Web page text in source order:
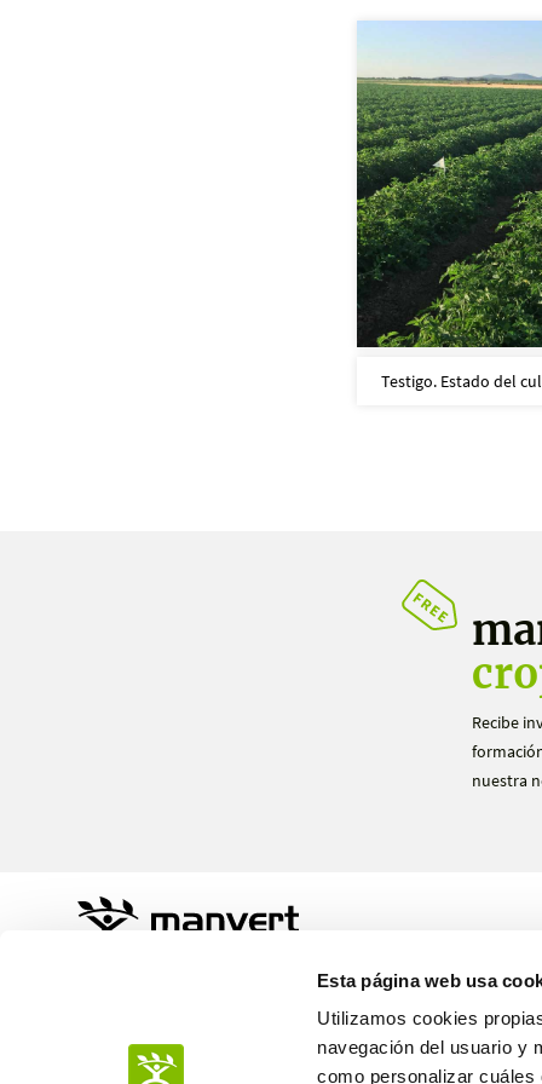
Esta página web usa
Utilizamos cookies
navegación del usuario y
como personalizar cuáles
Testigo. Estado del
Recibe
nuestra